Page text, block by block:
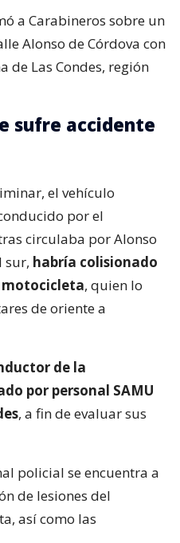
a Carabineros sobre un
Alonso de Córdova con
de Las Condes, región
sufre accidente
el vehículo
por el
circulaba por Alonso
sur, habría colisionado
motocicleta, quien lo
de oriente a
de la
por personal SAMU
, a fin de evaluar sus
policial se encuentra a
de lesiones del
así como las